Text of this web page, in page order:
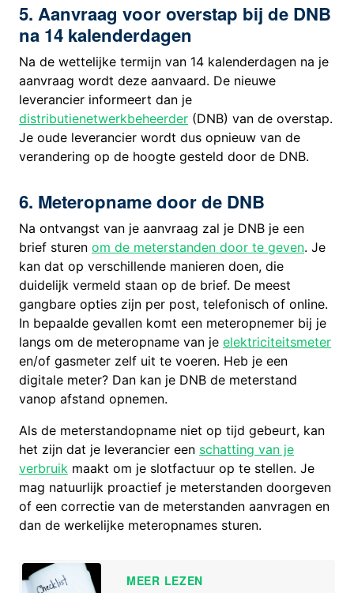
5. Aanvraag voor overstap bij de DNB
na 14 kalenderdagen
Na de wettelijke termijn van 14 kalenderdagen na je
aanvraag wordt deze aanvaard. De nieuwe
leverancier informeert dan je
distributienetwerkbeheerder (DNB) van de overstap.
Je oude leverancier wordt dus opnieuw van de
verandering op de hoogte gesteld door de DNB.
6. Meteropname door de DNB
Na ontvangst van je aanvraag zal je DNB je een
brief sturenom de meterstanden door te geven. Je
kan dat op verschillende manieren doen, die
duidelijk vermeld staan op de brief. De meest
gangbare opties zijn per post, telefonisch of online.
In bepaalde gevallen komt een meteropnemer bij je
langs om de meteropname van jeelektriciteitsmeter
en/of gasmeter zelf uit te voeren. Heb je een
digitale meter? Dan kan je DNB de meterstand
vanop afstand opnemen.
Als de meterstandopname niet op tijd gebeurt, kan
het zijn dat je leverancier een schatting van je
verbruik maakt om je slotfactuur op te stellen. Je
mag natuurlijk proactief je meterstanden doorgeven
of een correctie van de meterstanden aanvragen en
dan de werkelijke meteropnames sturen.
MEER LEZEN